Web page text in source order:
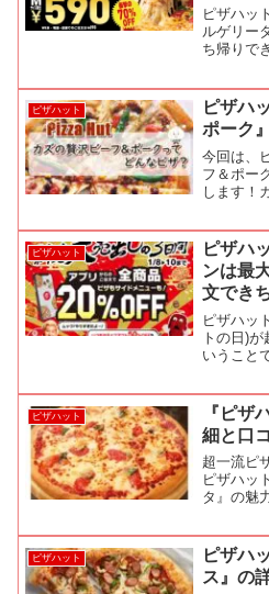
ピザハッ
ルゲリー
ち帰りで
ピザハット
ピザハ
ポーク
今回は、
フ＆ポー
します！
『カズの
焼ビーフ
ベキュー
年夏限定
ピザハット
ピザハ
ンは最
文でき
ピザハッ
トの日)
いうこと
20%OFF
となって
らの注文
リー
併用可能
ピザハット
『ピザ
細と口
超一流ピ
ピザハッ
タ』の魅
しい、
ピザハット
ピザハ
ス』の